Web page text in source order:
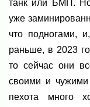
танк или БМП. Но
уже
что подногами,
раньше, в 2023
то сейчас они
своими и чужими
пехота много